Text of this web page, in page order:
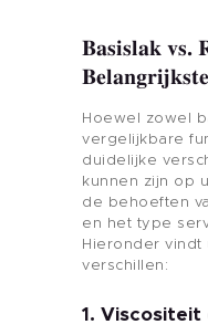
Basislak vs.
Hoewel zowel
vergelijkbare
duidelijke
kunnen zijn op
de behoeften
en het type
Hieronder
verschillen:
1. Viscositeit